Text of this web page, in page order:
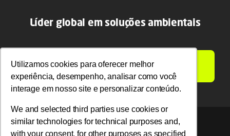
Utilizamos cookies para oferecer melhor
experiência, desempenho, analisar como você
interage em nosso site e personalizar conteúdo.
We and selected third parties use cookies or
similar technologies for technical purposes and,
with your consent, for other purposes as specified
Utilizamos cookies para oferecer melhor
experiência, desempenho, analisar como você
interage em nosso site e personalizar conteúdo.
We and selected third parties use cookies or
similar technologies for technical purposes and,
with your consent, for other purposes as specified
Líder global em soluções ambientais
LIGAMOS PARA VOCÊ
© 2026 Ambipar. Todos os direitos reservados.